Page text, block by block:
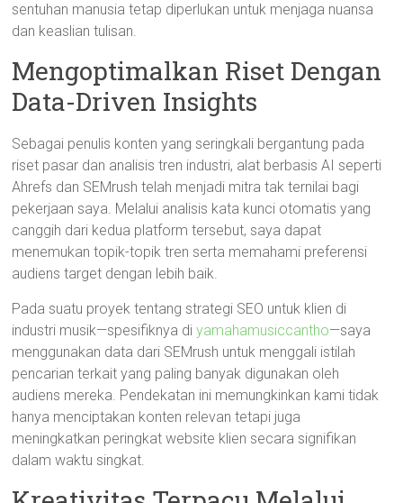
sentuhan manusia tetap diperlukan untuk menjaga nuansa
dan keaslian tulisan.
Mengoptimalkan Riset Dengan
Data-Driven Insights
Sebagai penulis konten yang seringkali bergantung pada
riset pasar dan analisis tren industri, alat berbasis AI seperti
Ahrefs dan SEMrush telah menjadi mitra tak ternilai bagi
pekerjaan saya. Melalui analisis kata kunci otomatis yang
canggih dari kedua platform tersebut, saya dapat
menemukan topik-topik tren serta memahami preferensi
audiens target dengan lebih baik.
Pada suatu proyek tentang strategi SEO untuk klien di
industri musik—spesifiknya diyamahamusiccantho—saya
menggunakan data dari SEMrush untuk menggali istilah
pencarian terkait yang paling banyak digunakan oleh
audiens mereka. Pendekatan ini memungkinkan kami tidak
hanya menciptakan konten relevan tetapi juga
meningkatkan peringkat website klien secara signifikan
dalam waktu singkat.